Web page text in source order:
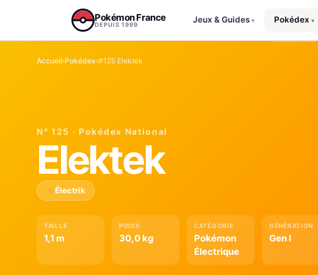
Pokémon France
DEPUIS 1999
Jeux & Guides ▾ Pokédex ▾
Accueil›Pokédex›#125 Elektek
N° 125 · Pokédex National
Elektek
Électrik
TAILLE
1,1 m
POIDS
30,0 kg
CATÉGORIE
Pokémon
Électrique
GÉNÉRATION
Gen I